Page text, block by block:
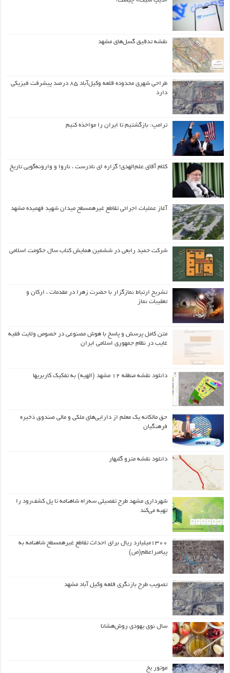
نقشه تدقیق گسل‌های مشهد
طراحی شهری محدوده قلعه وکیل‌آباد ۸۵ درصد پیشرفت فیزیکی
دارد
ترامپ: بازگشتیم تا ایران را مواخذه کنیم
کلام آقای علم‌الهدی! گزاره ای نادرست ، ناروا و وارونه‌گویی تاریخ
آغاز عملیات اجرائی تقاطع غیرهمسطح میدان شهید فهمیده مشهد
شرکت حمید رابعی در ششمین همایش کتاب سال حکومت اسلامی
تشریح ارتباط نمازگزار با حضرت زهرا در مقدمات ، ارکان و
تعقیبات نماز
متن کامل پرسش و پاسخ با هوش مصنوعی در خصوص ولایت فقیه
غایب در نظام جمهوری اسلامی ایران
دانلود نقشه منطقه ۱۲ مشهد (الهیه) به تفکیک کاربریها
حق مالکانه یک معلم از دارایی‌های ملکی و مالی صندوق ذخیره
فرهنگیان
دانلود نقشه مترو گلبهار
شهرداری مشهد طرح تفصیلی سه‌راه شاهنامه تا پل کشف‌رود را
تهیه می‌کند
۱۳۰۰میلیارد ریال برای احداث تقاطع غیرهمسطح شاهنامه به
پیامبراعظم(ص)
تصویب طرح بازنگری قلعه وکیل آباد مشهد
سال نوی یهودی روش‌هشانا
موتور یخ